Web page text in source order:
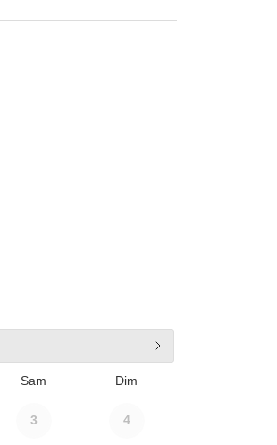
Sam Dim
3 4